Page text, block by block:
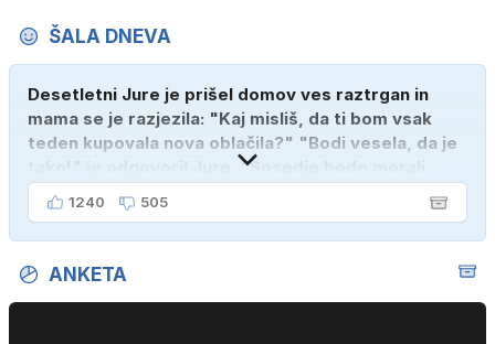
ŠALA DNEVA
Desetletni Jure je prišel domov ves raztrgan in
mama se je razjezila: "Kaj misliš, da ti bom vsak
teden kupovala nova oblačila?" "Bodi vesela, da je
tako!" je odgovoril Jure. "Sosedje bodo morali
kupiti novega sina, tako sem ga prebutal!"
1240 505
ANKETA